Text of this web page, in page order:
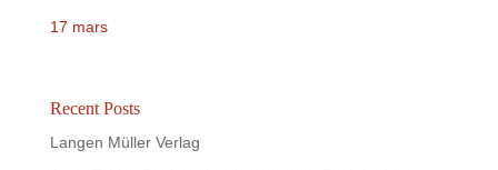
17 mars
Recent Posts
Langen Müller Verlag